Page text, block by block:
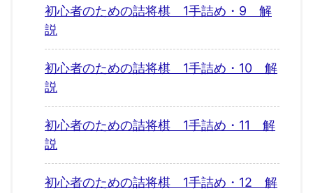
初心者のための詰将棋 1手詰め・9 解
説
初心者のための詰将棋 1手詰め・10 解
説
初心者のための詰将棋 1手詰め・11 解
説
初心者のための詰将棋 1手詰め・12 解